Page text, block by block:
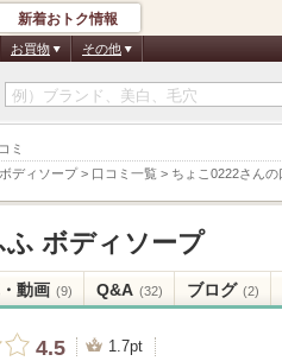
ミ
ディソープ> 口コミ一覧 > ちょこ0222さんの
新着おトク情報
お買物 その他
ふ ボディソープ
動画 (9) Q&A (32) ブログ (2)
4.5 1.7pt